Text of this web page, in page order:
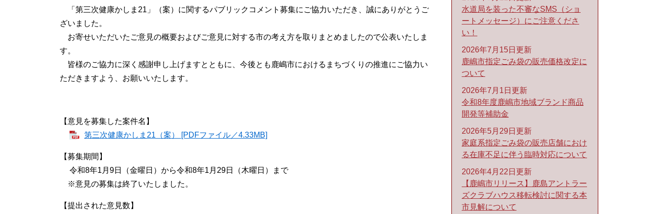
「第三次健康かしま21」（案）に関するパブリックコメント募集にご協力いただき、誠にありがとうご
ざいました。
お寄せいただいたご意見の概要およびご意見に対する市の考え方を取りまとめましたので公表いたしま
す。
皆様のご協力に深く感謝申し上げますとともに、今後とも鹿嶋市におけるまちづくりの推進にご協力い
ただきますよう、お願いいたします。
【意見を募集した案件名】
第三次健康かしま21（案） [PDFファイル／4.33MB]
【募集期間】
令和8年1月9日（金曜日）から令和8年1月29日（木曜日）まで
※意見の募集は終了いたしました。
【提出された意見数】
水道局を装った不審なSMS（ショ
ートメッセージ）にご注意くださ
い！
2026年7月15日更新
鹿嶋市指定ごみ袋の販売価格改定に
ついて
2026年7月1日更新
令和8年度鹿嶋市地域ブランド商品
開発等補助金
2026年5月29日更新
家庭系指定ごみ袋の販売店舗におけ
る在庫不足に伴う臨時対応について
2026年4月22日更新
【鹿嶋市リリース】鹿島アントラー
ズクラブハウス移転検討に関する本
市見解について